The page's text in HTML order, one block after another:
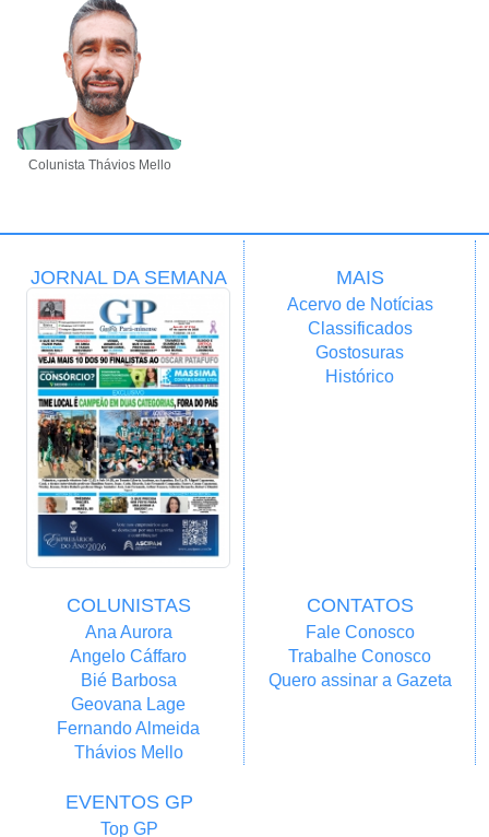
Colunista Thávios Mello
JORNAL DA SEMANA MAIS
Acervo de Notícias
Classificados
Gostosuras
Histórico
COLUNISTAS
Ana Aurora
Angelo Cáffaro
Bié Barbosa
Geovana Lage
Fernando Almeida
Thávios Mello
CONTATOS
Fale Conosco
Trabalhe Conosco
Quero assinar a Gazeta
EVENTOS GP
Top GP